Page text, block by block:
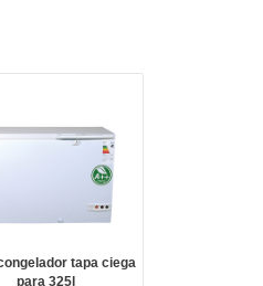
tapa ciega
para 325l